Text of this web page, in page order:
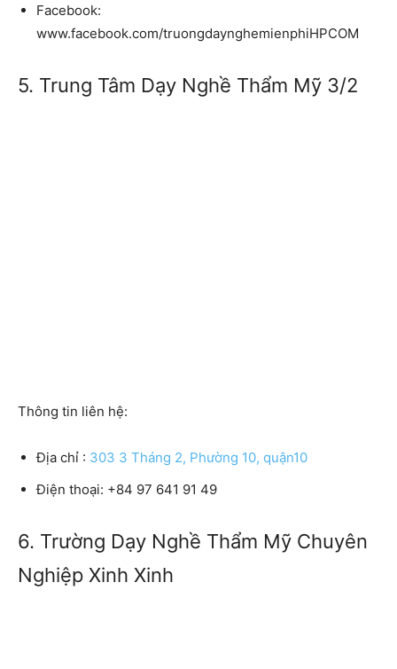
Facebook:
www.facebook.com/truongdaynghemienphiHPCOM
5. Trung Tâm Dạy Nghề Thẩm Mỹ 3/2
Thông tin liên hệ:
Địa chỉ : 303 3 Tháng 2, Phường 10, quận10
Điện thoại: +84 97 641 91 49
6. Trường Dạy Nghề Thẩm Mỹ Chuyên
Nghiệp Xinh Xinh